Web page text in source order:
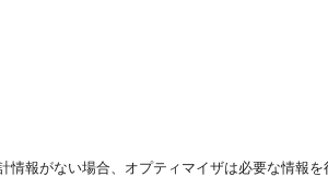
報がない場合、オプティマイザは必要な情報